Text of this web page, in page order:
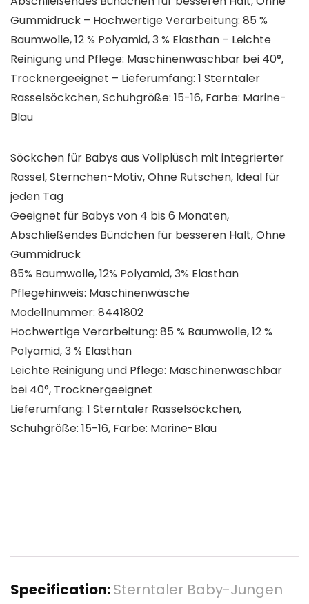
Gummidruck – Hochwertige Verarbeitung: 85 %
Baumwolle, 12 % Polyamid, 3 % Elasthan – Leichte
Reinigung und Pflege: Maschinenwaschbar bei 40°,
Trocknergeeignet – Lieferumfang: 1 Sterntaler
Rasselsöckchen, Schuhgröße: 15-16, Farbe: Marine-
Blau
Söckchen für Babys aus Vollplüsch mit integrierter
Rassel, Sternchen-Motiv, Ohne Rutschen, Ideal für
jeden Tag
Geeignet für Babys von 4 bis 6 Monaten,
Abschließendes Bündchen für besseren Halt, Ohne
Gummidruck
85% Baumwolle, 12% Polyamid, 3% Elasthan
Pflegehinweis: Maschinenwäsche
Modellnummer: 8441802
Hochwertige Verarbeitung: 85 % Baumwolle, 12 %
Polyamid, 3 % Elasthan
Leichte Reinigung und Pflege: Maschinenwaschbar
bei 40°, Trocknergeeignet
Lieferumfang: 1 Sterntaler Rasselsöckchen,
Schuhgröße: 15-16, Farbe: Marine-Blau
Specification:Sterntaler Baby-Jungen